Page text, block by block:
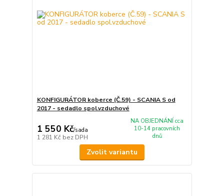
KONFIGURÁTOR koberce (Č.59) - SCANIA S od
2017 - sedadlo spol.vzduchové
1 550 Kč/sada
1 281 Kč bez DPH
NA OBJEDNÁNÍ cca
10-14 pracovních
dnů
Zvolit variantu